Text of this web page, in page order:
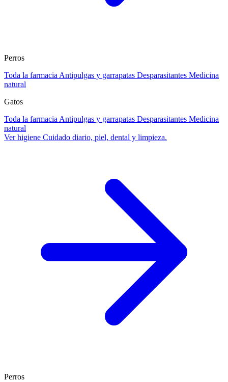
Perros
Toda la farmacia Antipulgas y garrapatas Desparasitantes Medicina
natural
Gatos
Toda la farmacia Antipulgas y garrapatas Desparasitantes Medicina
natural
Ver higiene Cuidado diario, piel, dental y limpieza.
Perros